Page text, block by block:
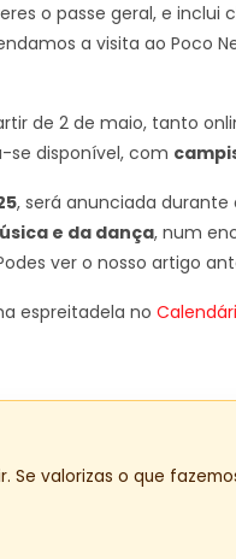
o passe geral, e inclui
a visita ao Poco
de 2 de maio, tanto
se disponível, com
, será anunciada
e da dança, num
ver o nosso artigo
espreitadela no
valorizas o que